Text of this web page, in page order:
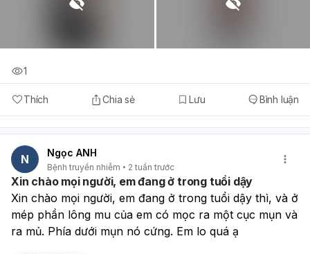
Thích Chia sẻ Lưu Bình luận
1
N Ngọc ANH
Bệnh truyền nhiễm 2 tuần trước
Xin chào mọi người, em đang ở trong tuổi dậy
Xin chào mọi người, em đang ở trong tuổi dậy thì, và ở
mép phần lông mu của em có mọc ra một cục mụn và
ra mủ. Phía dưới mụn nó cứng. Em lo quá ạ